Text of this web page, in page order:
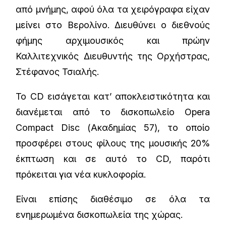
από μνήμης, αφού όλα τα χειρόγραφα είχαν
μείνει στο Βερολίνο. Διευθύνει ο διεθνούς
φήμης αρχιμουσικός και πρώην
Καλλιτεχνικός Διευθυντής της Ορχήστρας,
Στέφανος Τσιαλής.
To CD εισάγεται κατ’ αποκλειστικότητα και
διανέμεται από το δισκοπωλείο Opera
Compact Disc (Ακαδημίας 57), το οποίο
προσφέρει στους φίλους της μουσικής 20%
έκπτωση και σε αυτό το CD, παρότι
πρόκειται για νέα κυκλοφορία.
Είναι επίσης διαθέσιμο σε όλα τα
ενημερωμένα δισκοπωλεία της χώρας.